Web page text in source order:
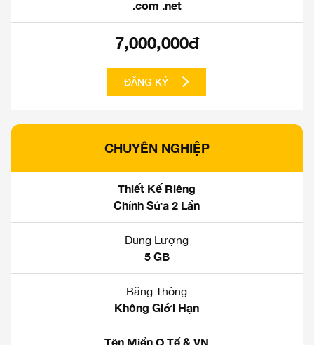
.com .net
7,000,000đ
ĐĂNG KÝ
CHUYÊN NGHIỆP
Thiết Kế Riêng
Chỉnh Sửa 2 Lần
Dung Lượng
5 GB
Băng Thông
Không Giới Hạn
Tên Miền Q.Tế & VN